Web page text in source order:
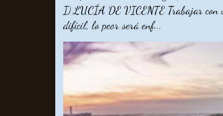
I) LUCÍA DE VICENTE Trabajar con
difícil, lo peor será enf...